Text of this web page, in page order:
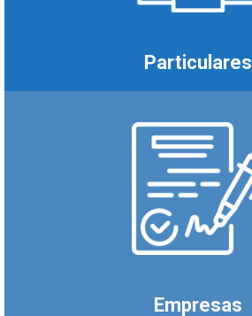
Particulares
Empresas